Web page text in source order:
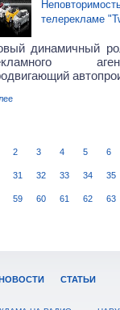
телерекламе
динамичный
2 3 4 5 6
31 32 33 34 35
59 60 61 62 63
СТАТЬИ